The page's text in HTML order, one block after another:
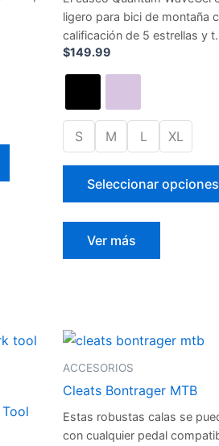
Las
opciones
ligero para bici de montaña
calificación de 5 estrellas y
$149.99
S M L XL
Seleccionar opciones
Ver más
ACCESORIOS
Cleats Bontrager MTB
Estas robustas calas se
con cualquier pedal
Cleats
Bontrager
MTB
cantidad